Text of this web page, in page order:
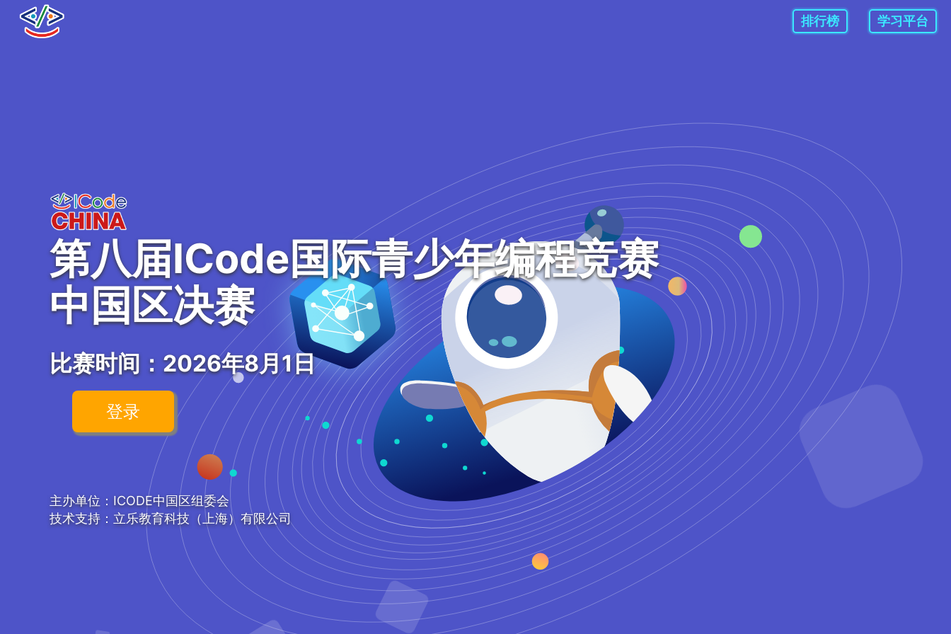
排行榜 学习平台
第八届ICode国际青少年编程竞赛
中国区决赛
比赛时间：2026年8月1日
登录
主办单位：ICODE中国区组委会
技术支持：立乐教育科技（上海）有限公司